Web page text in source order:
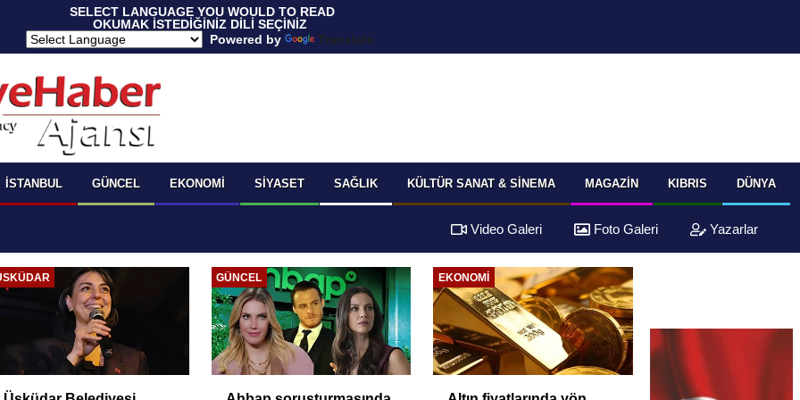
SELECT LANGUAGE YOU WOULD TO READ
OKUMAK İSTEDİĞİNİZ DİLİ SEÇİNİZ
Powered by
Translate
İSTANBUL GÜNCEL EKONOMI SIYASET SAĞLIK KÜLTÜR SANAT & SINEMA MAGAZIN KIBRIS DÜNYA
Video Galeri Foto Galeri Yazarlar
GÜNCEL EKONOMI